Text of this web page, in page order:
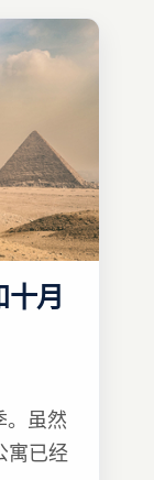
十月
。虽然
寓已经